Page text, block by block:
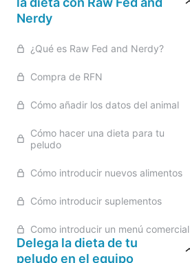
Nerdy
¿Qué es Raw Fed and Nerdy?
Compra de RFN
Cómo añadir los datos del animal
Cómo hacer una dieta para tu
peludo
Cómo introducir nuevos alimentos
Cómo introducir suplementos
Como introducir un menú comercial
Delega la dieta de tu
peludo en el equipo